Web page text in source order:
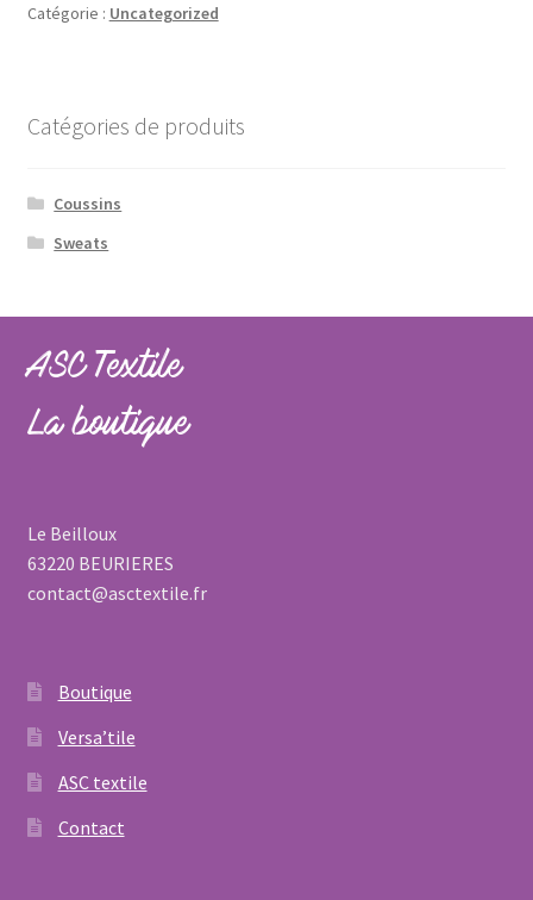
Catégorie : Uncategorized
Catégories de produits
Coussins
Sweats
ASC Textile
La boutique
Le Beilloux
63220 BEURIERES
contact@asctextile.fr
Boutique
Versa’tile
ASC textile
Contact